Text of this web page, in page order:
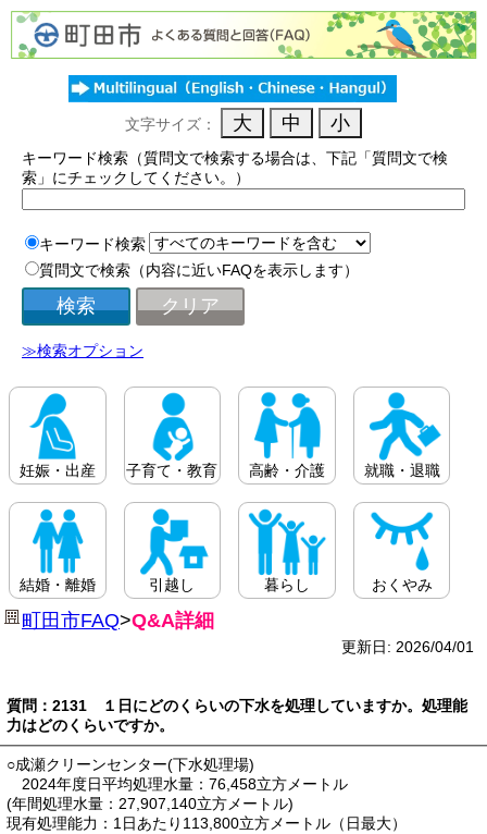
文字サイズ：
キーワード検索（質問文で検索する場合は、下記「質問文で検
索」にチェックしてください。）
キーワード検索
質問文で検索（内容に近いFAQを表示します）
≫検索オプション
妊娠・出産 子育て・教育 高齢・介護 就職・退職
結婚・離婚 引越し 暮らし おくやみ
町田市FAQ>Q&A詳細
更新日: 2026/04/01
質問：2131 １日にどのくらいの下水を処理していますか。処理能
力はどのくらいですか。
○成瀬クリーンセンター(下水処理場)
2024年度日平均処理水量：76,458立方メートル
(年間処理水量：27,907,140立方メートル)
現有処理能力：1日あたり113,800立方メートル（日最大）